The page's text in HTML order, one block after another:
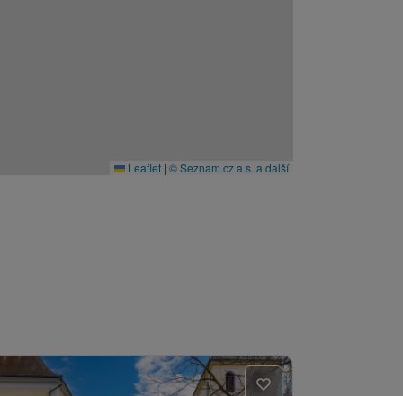
Leaflet | © Seznam.cz a.s. a další